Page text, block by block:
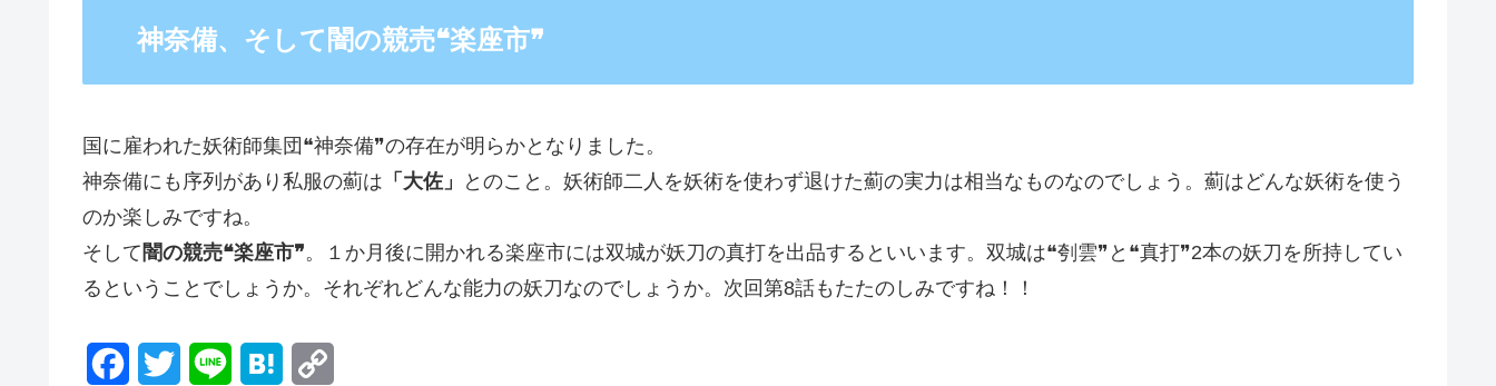
神奈備、そして闇の競売❝楽座市❞
国に雇われた妖術師集団❝神奈備❞の存在が明らかとなりました。
神奈備にも序列があり私服の薊は 「大佐」
とのこと。妖術師二人を妖術を使わず退けた薊の実力は相当なものなのでしょう。薊はどんな妖術を使う
のか楽しみですね。
そして 闇の競売❝楽座市❞。１か月後に開かれる楽座市には双城が妖刀の真打を出品するといいます。双城は❝刳雲❞と❝真打❞2本の妖刀を所持してい
るということでしょうか。それぞれどんな能力の妖刀なのでしょうか。次回第8話もたたのしみですね！！